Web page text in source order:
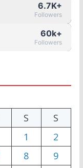
6.7K+
Followers
60k+
Followers
S
S
1
2
8
9